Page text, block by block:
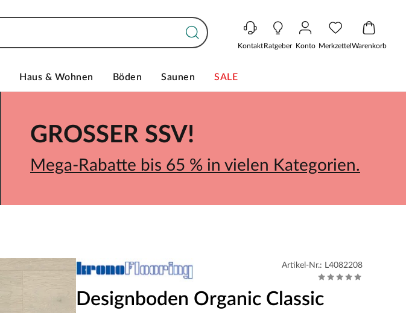
KontaktRatgeber Konto MerkzettelWarenkorb
Haus & Wohnen Böden Saunen SALE
GROSSER SSV!
Mega-Rabatte bis 65 % in vielen Kategorien.
Artikel-Nr.: L4082208
Designboden Organic Classic